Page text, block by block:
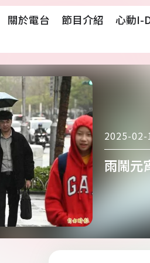
關於電台 節目介紹 心動i-
2025-02-
雨鬧元